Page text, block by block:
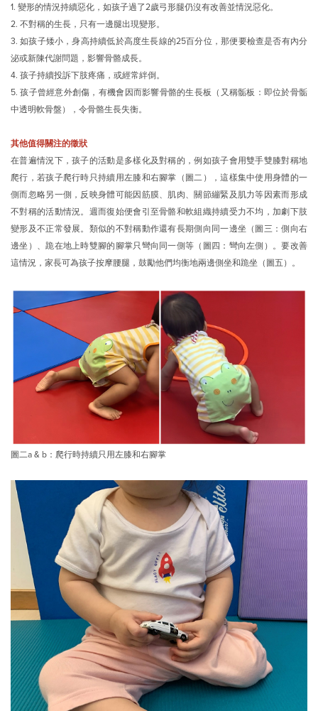
1. 變形的情況持續惡化，如孩子過了2歲弓形腿仍沒有改善並情況惡化。
2. 不對稱的生長，只有一邊腿出現變形。
3. 如孩子矮小，身高持續低於高度生長線的25百分位，那便要檢查是否有內分
泌或新陳代謝問題，影響骨骼成長。
4. 孩子持續投訴下肢疼痛，或經常絆倒。
5. 孩子曾經意外創傷，有機會因而影響骨骼的生長板（又稱骺板：即位於骨骺
中透明軟骨盤），令骨骼生長失衡。
其他值得關注的徵狀
在普遍情況下，孩子的活動是多樣化及對稱的，例如孩子會用雙手雙膝對稱地
爬行，若孩子爬行時只持續用左膝和右腳掌（圖二），這樣集中使用身體的一
側而忽略另一側，反映身體可能因筋膜、肌肉、關節繃緊及肌力等因素而形成
不對稱的活動情況。週而復始便會引至骨骼和軟組織持續受力不均，加劇下肢
變形及不正常發展。類似的不對稱動作還有長期側向同一邊坐（圖三：側向右
邊坐）、跪在地上時雙腳的腳掌只彎向同一側等（圖四：彎向左側）。要改善
這情況，家長可為孩子按摩腰腿，鼓勵他們均衡地兩邊側坐和跪坐（圖五）。
圖二a & b：爬行時持續只用左膝和右腳掌